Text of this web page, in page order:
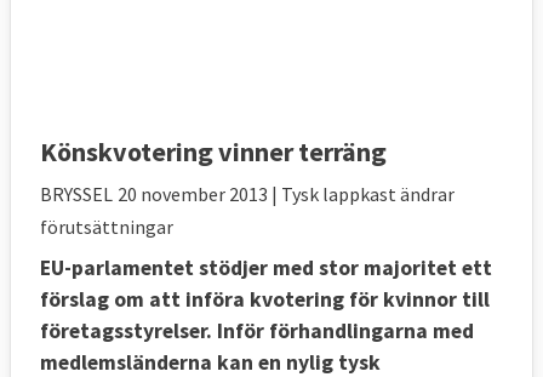
Könskvotering vinner terräng
BRYSSEL 20 november 2013 | Tysk lappkast ändrar
förutsättningar
EU-parlamentet stödjer med stor majoritet ett
förslag om att införa kvotering för kvinnor till
företagsstyrelser. Inför förhandlingarna med
medlemsländerna kan en nylig tysk